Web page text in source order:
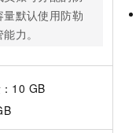
量默认使用防勒
力。
10 GB